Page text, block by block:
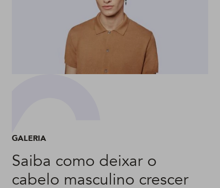
GALERIA
Saiba como deixar o
cabelo masculino crescer